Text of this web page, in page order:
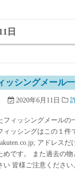
日
ッシングメール
2020年6月11日
フィッシングメールの
ィッシングはこの１件
アドレスだ
めです。 また過去の物
い 皆様ご注意くださ